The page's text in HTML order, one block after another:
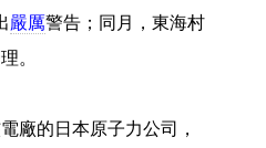
嚴厲警告；同月，東海村
。
廠的日本原子力公司，